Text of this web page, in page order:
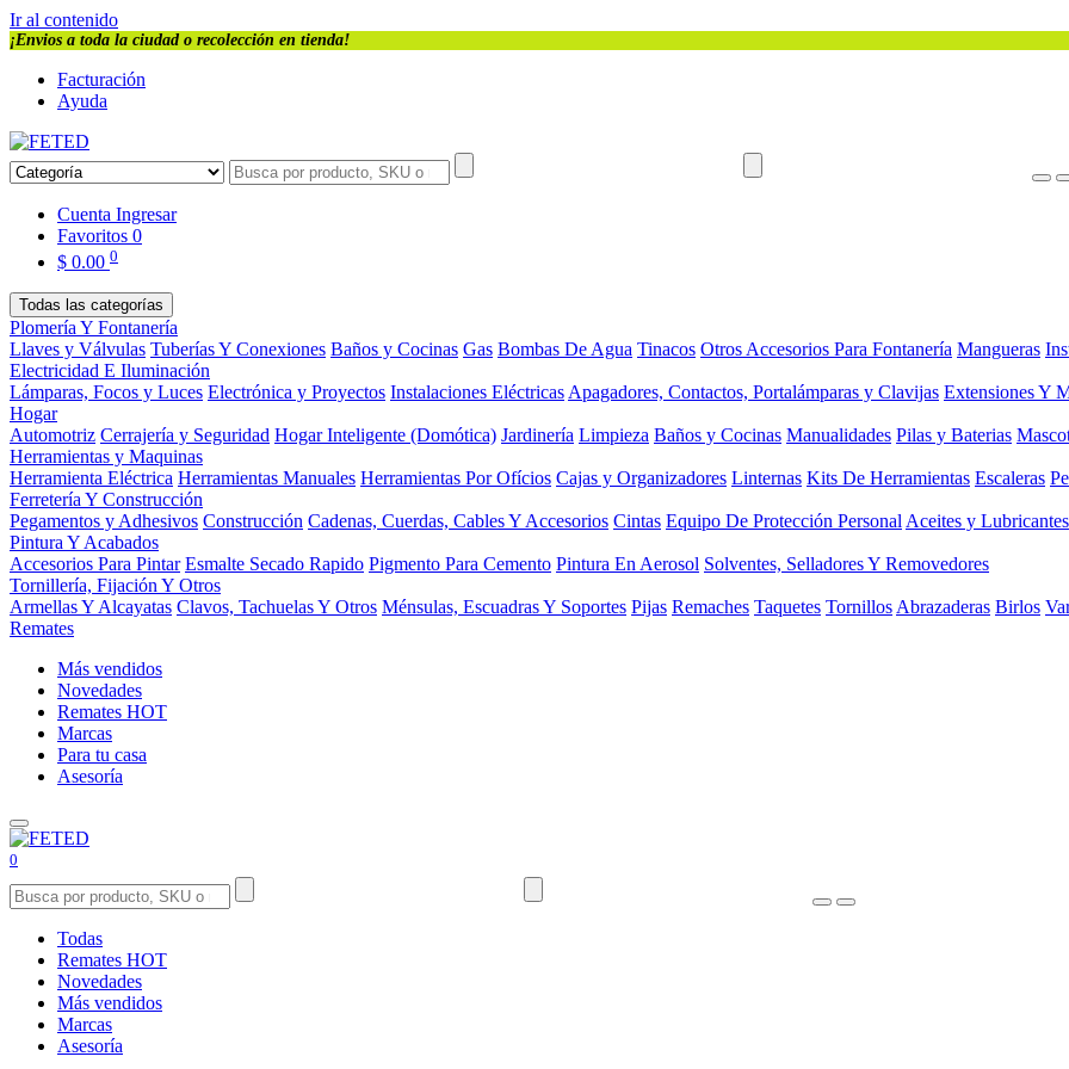
Ir al contenido
¡Envios a toda la ciudad o recolección en tienda!
Facturación
Ayuda
Cuenta Ingresar
Favoritos 0
$ 0.00 0
Todas las categorías
Plomería Y Fontanería
Llaves y Válvulas Tuberías Y Conexiones Baños y Cocinas Gas Bombas De Agua Tinacos Otros Accesorios Para Fontanería Mangueras
Electricidad E Iluminación
Lámparas, Focos y Luces Electrónica y Proyectos Instalaciones Eléctricas Apagadores, Contactos, Portalámparas y Clavijas Extensiones Y
Hogar
Automotriz Cerrajería y Seguridad Hogar Inteligente (Domótica) Jardinería Limpieza Baños y Cocinas Manualidades Pilas y Baterias
Herramientas y Maquinas
Herramienta Eléctrica Herramientas Manuales Herramientas Por Ofícios Cajas y Organizadores Linternas Kits De Herramientas Escaleras
Ferretería Y Construcción
Pegamentos y Adhesivos Construcción Cadenas, Cuerdas, Cables Y Accesorios Cintas Equipo De Protección Personal Aceites y Lubricantes
Pintura Y Acabados
Accesorios Para Pintar Esmalte Secado Rapido Pigmento Para Cemento Pintura En Aerosol Solventes, Selladores Y Removedores
Tornillería, Fijación Y Otros
Armellas Y Alcayatas Clavos, Tachuelas Y Otros Ménsulas, Escuadras Y Soportes Pijas Remaches Taquetes Tornillos Abrazaderas Birlos
Remates
Más vendidos
Novedades
Remates HOT
Marcas
Para tu casa
Asesoría
0
Todas
Remates HOT
Novedades
Más vendidos
Marcas
Asesoría